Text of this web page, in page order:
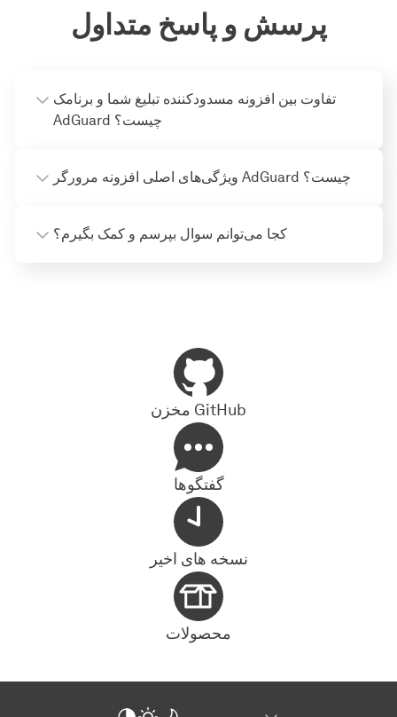
پرسش و پاسخ متداول
تفاوت بین افزونه مسدودکننده تبلیغ شما و برنامک
AdGuard چیست؟
ویژگی‌های اصلی افزونه مرورگر AdGuard چیست؟
کجا می‌توانم سوال بپرسم و کمک بگیرم؟
مخزن GitHub
گفتگوها
نسخه های اخیر
محصولات